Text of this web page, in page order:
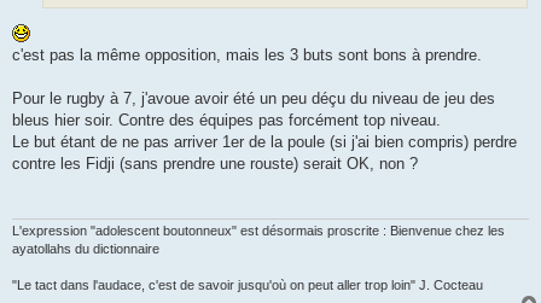
c'est pas la même opposition, mais les 3 buts sont bons à prendre.
Pour le rugby à 7, j'avoue avoir été un peu déçu du niveau de jeu des
bleus hier soir. Contre des équipes pas forcément top niveau.
Le but étant de ne pas arriver 1er de la poule (si j'ai bien compris) perdre
contre les Fidji (sans prendre une rouste) serait OK, non ?
L'expression "adolescent boutonneux" est désormais proscrite : Bienvenue chez les
ayatollahs du dictionnaire
"Le tact dans l'audace, c'est de savoir jusqu'où on peut aller trop loin" J. Cocteau